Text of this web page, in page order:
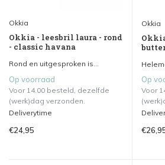
Okkia
Okkia - leesbril laura - rond
- classic havana
Rond en uitgesproken is...
Op voorraad
Voor 14.00 besteld, dezelfde
(werk)dag verzonden.
Deliverytime
€24,95
Okkia
Op
Voor